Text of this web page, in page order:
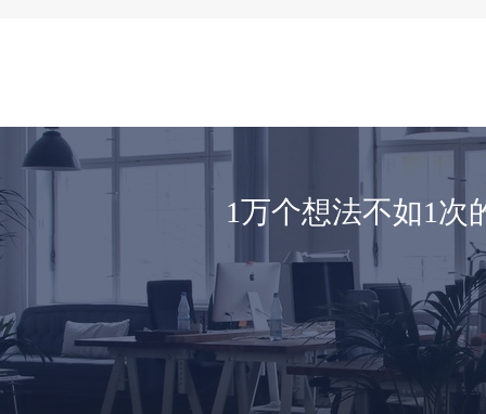
1万个想法不如1次